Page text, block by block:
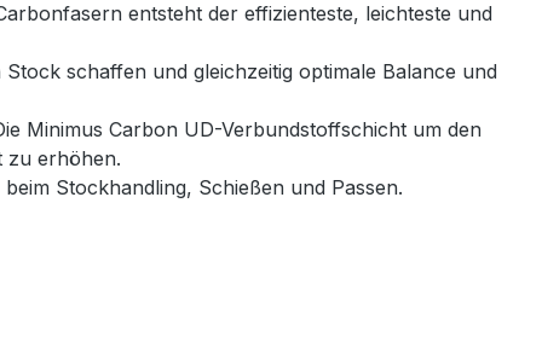
entsteht der effizienteste, leichteste und
schaffen und gleichzeitig optimale Balance und
Minimus Carbon UD-Verbundstoffschicht um den
zu erhöhen.
Stockhandling, Schießen und Passen.